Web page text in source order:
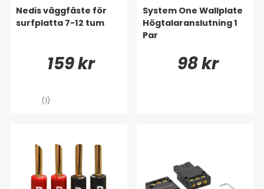
Nedis väggfäste för
surfplatta 7-12 tum
159 kr
(1)
System One Wallplate
Högtalaranslutning 1
Par
98 kr